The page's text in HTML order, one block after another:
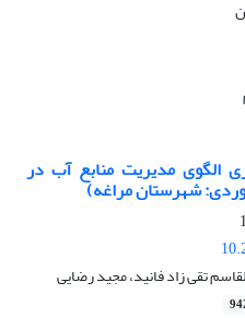
الگوی مدیریت منابع آب در
شهرستان مراغه)
تقی زاد فانید، مجید رضایی